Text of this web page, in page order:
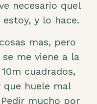
necesario quel
y lo hace.
mas, pero
me viene a la
cuadrados,
huele mal
mucho por